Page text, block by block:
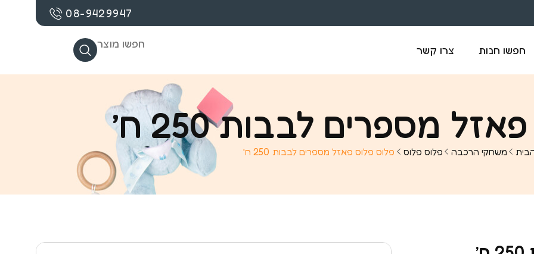
08-9429947
חפשו חנות צרו קשר חפשו מוצר
מספרים לבבות 250 ח’
משחקי הרכבה פלוס פלוס פלוס פלוס פאזל מספרים לבבות 250 ח’